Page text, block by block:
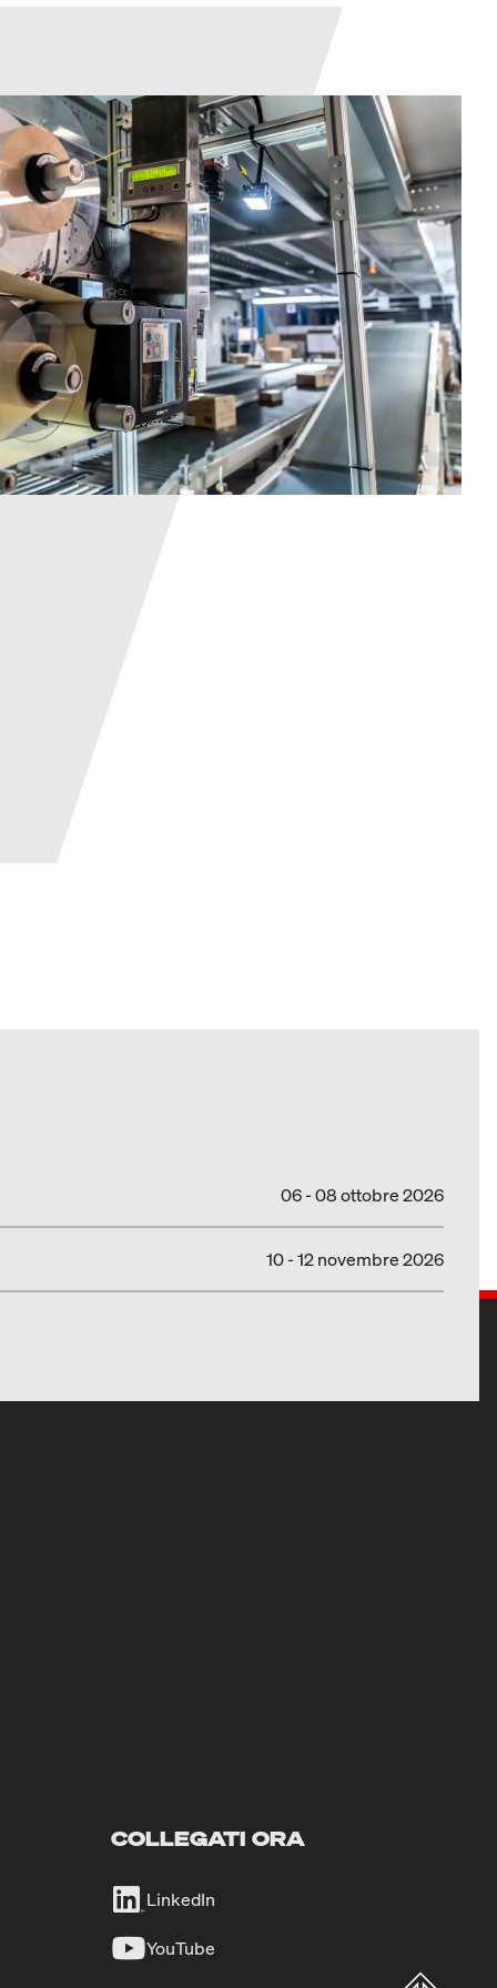
06 - 08 ottobre 2026
10 - 12 novembre 2026
COLLEGATI ORA
LinkedIn
YouTube